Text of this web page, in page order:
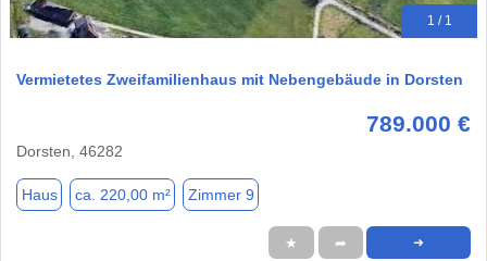
1 / 1
Vermietetes Zweifamilienhaus mit Nebengebäude in Dorsten
789.000 €
Dorsten, 46282
Haus ca. 220,00 m² Zimmer 9
★ ➦ ➜